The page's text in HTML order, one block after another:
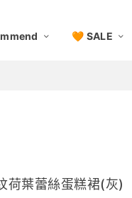
🧡 SALE
荷葉蕾絲蛋糕裙(灰)